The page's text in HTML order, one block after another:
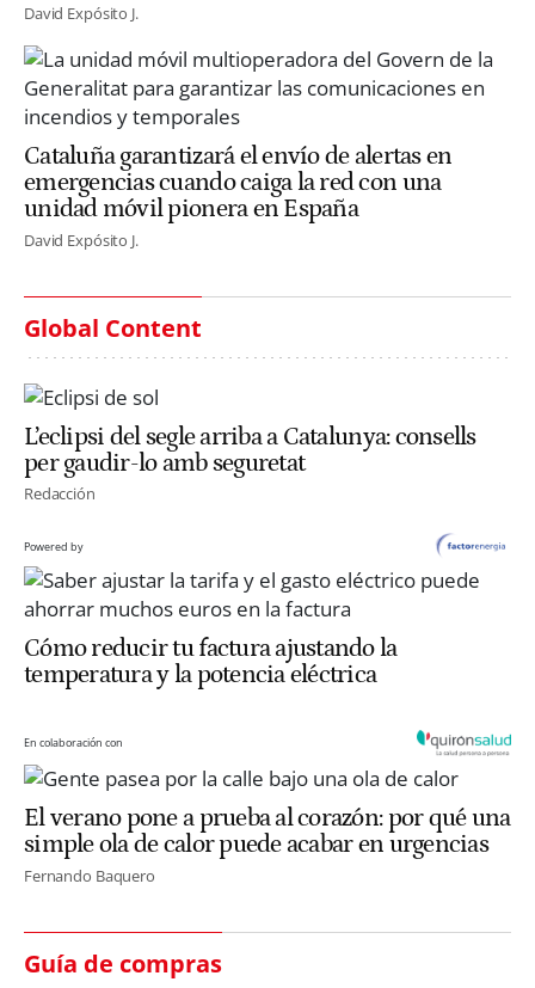
David Expósito J.
Cataluña garantizará el envío de alertas en
emergencias cuando caiga la red con una
unidad móvil pionera en España
David Expósito J.
Global Content
L’eclipsi del segle arriba a Catalunya: consells
per gaudir-lo amb seguretat
Redacción
Powered by
Cómo reducir tu factura ajustando la
temperatura y la potencia eléctrica
En colaboración con
El verano pone a prueba al corazón: por qué una
simple ola de calor puede acabar en urgencias
Fernando Baquero
Guía de compras